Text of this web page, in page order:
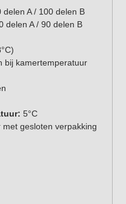
delen A / 100 delen B
delen A / 90 delen B
bij kamertemperatuur
5°C
met gesloten verpakking